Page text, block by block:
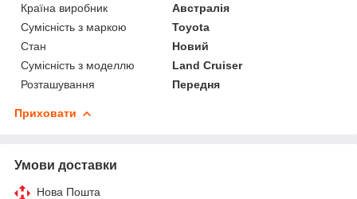
Країна виробник
Австралія
Сумісність з маркою
Toyota
Стан
Новий
Сумісність з моделлю
Land Cruiser
Розташування
Передня
Приховати
Умови доставки
Нова Пошта